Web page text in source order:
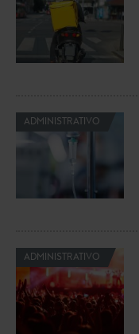
ADMINISTRATIVO
ADMINISTRATIVO